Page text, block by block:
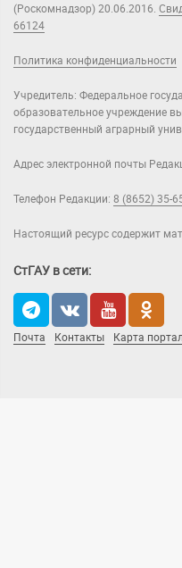
(Роскомнадзор) 20.06.2016.
66124
Политика конфиденциальности
Учредитель: Федеральное
образовательное учреждение
государственный аграрный
Адрес электронной почты
Телефон Редакции: 8 (8652) 35-
Настоящий ресурс содержит
СтГАУ в сети:
Почта Контакты Карта